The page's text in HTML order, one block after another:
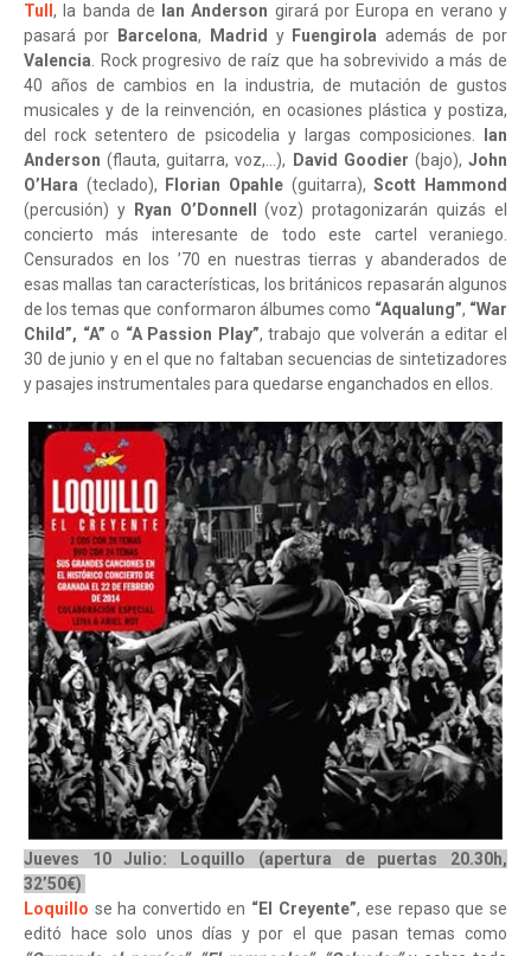
Tull , la banda de Ian Anderson girará por Europa en verano y
pasará por
Barcelona, Madrid y Fuengirola además de por
Valencia. Rock progresivo de raíz que ha sobrevivido a más de
40 años de cambios en la industria, de mutación de gustos
musicales y de la reinvención, en ocasiones plástica y postiza,
del rock setentero de psicodelia y largas composiciones.
Ian
Anderson (flauta, guitarra, voz,…), David Goodier (bajo), John
O’Hara (teclado), Florian Opahle (guitarra), Scott Hammond
(percusión) y
Ryan O’Donnell(voz) protagonizarán quizás el
concierto más interesante de todo este cartel veraniego.
Censurados en los ’70 en nuestras tierras y abanderados de
esas mallas tan características, los británicos repasarán algunos
de los temas que conformaron álbumes como “Aqualung”, “War
Child”, “A” o “A Passion Play”, trabajo que volverán a editar el
30 de junio y en el que no faltaban secuencias de sintetizadores
y pasajes instrumentales para quedarse enganchados en ellos.
Jueves 10 Julio: Loquillo (apertura de puertas 20.30h,
32’50€)
Loquillo se ha convertido en “El Creyente”, ese repaso que se
editó hace solo unos días y por el que pasan temas como